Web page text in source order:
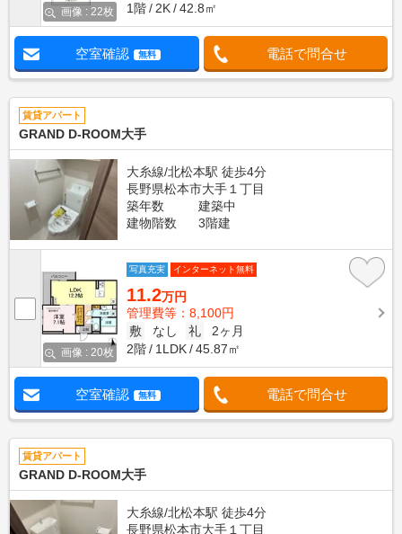
画像 : 22枚
1階
2K 42.8㎡
空室確認 無料 電話で問合せ
賃貸アパート
GRAND D-ROOM大手
大糸線/北松本駅 徒歩4分
長野県松本市大手１丁目
築年数
建築中
建物階数
3階建
画像 : 20枚
写真充実 インターネット無料
11.2万円
管理費等：8,100円
敷
なし 礼
2ヶ月
2階
1LDK 45.87㎡
空室確認 無料 電話で問合せ
賃貸アパート
GRAND D-ROOM大手
大糸線/北松本駅 徒歩4分
長野県松本市大手１丁目